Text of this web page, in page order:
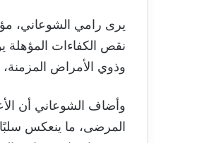
يرى رامي الشوعاني،
نقص الكفاءات
وذوي الأمراض
وأضاف الشوعاني أن
المرضى، ما ينعكس سلبًا